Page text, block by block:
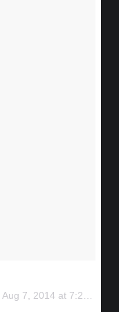
Aug 7, 2014 at 7:20am PDT